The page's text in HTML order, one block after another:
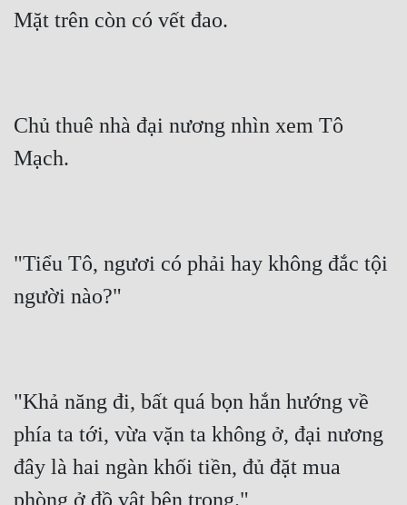
Mặt trên còn có vết đao.
Chủ thuê nhà đại nương nhìn xem Tô
Mạch.
"Tiểu Tô, ngươi có phải hay không đắc tội
người nào?"
"Khả năng đi, bất quá bọn hắn hướng về
phía ta tới, vừa vặn ta không ở, đại nương
đây là hai ngàn khối tiền, đủ đặt mua
phòng ở đồ vật bên trong."